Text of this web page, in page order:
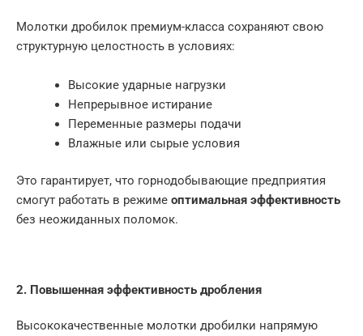
Молотки дробилок премиум-класса сохраняют свою
структурную целостность в условиях:
Высокие ударные нагрузки
Непрерывное истирание
Переменные размеры подачи
Влажные или сырые условия
Это гарантирует, что горнодобывающие предприятия
смогут работать в режиме оптимальная эффективность
без неожиданных поломок.
2. Повышенная эффективность дробления
Высококачественные молотки дробилки напрямую